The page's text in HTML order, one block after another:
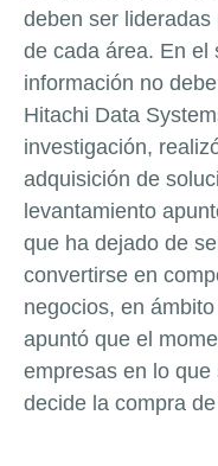
deben ser
de cada área. En el
información no
Hitachi Data
investigación,
adquisición de
levantamiento
que ha dejado de
convertirse en
negocios, en
apuntó que el
empresas en lo
decide la compra